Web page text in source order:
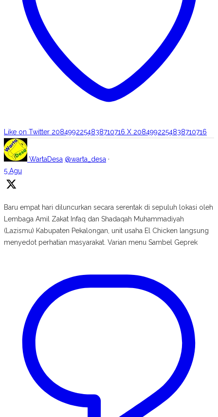
Like on Twitter 2084992254838710716 X 2084992254838710716
WartaDesa @warta_desa ·
5 Agu
Baru empat hari diluncurkan secara serentak di sepuluh lokasi oleh
Lembaga Amil Zakat Infaq dan Shadaqah Muhammadiyah
(Lazismu) Kabupaten Pekalongan, unit usaha El Chicken langsung
menyedot perhatian masyarakat. Varian menu Sambel Geprek